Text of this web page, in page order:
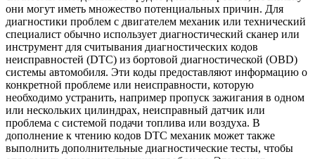
они могут иметь множество потенциальных причин. Для
диагностики проблем с двигателем механик или технический
специалист обычно использует диагностический сканер или
инструмент для считывания диагностических кодов
неисправностей (DTC) из бортовой диагностической (OBD)
системы автомобиля. Эти коды предоставляют информацию о
конкретной проблеме или неисправности, которую
необходимо устранить, например пропуск зажигания в одном
или нескольких цилиндрах, неисправный датчик или
проблема с системой подачи топлива или воздуха. В
дополнение к чтению кодов DTC механик может также
выполнить дополнительные диагностические тесты, чтобы